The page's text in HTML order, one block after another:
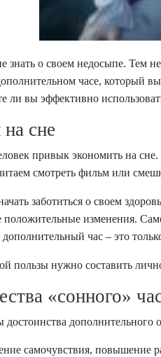
знать о своем недосыпе. Тем
часе, который
ли вы эффективно
сне
привык экономить на
смотреть фильм или
заботиться о своем
положительные изменения.
час – это
пользы нужно составить
«сонного»
дополнительного
самочувствия, повышение